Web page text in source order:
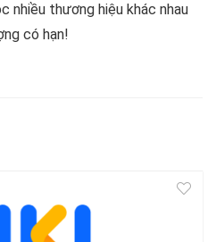
nhiều thương hiệu khác nhau
có hạn!